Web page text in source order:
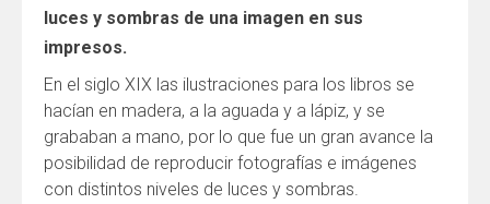
luces y sombras de una imagen en sus
impresos.
En el siglo XIX las ilustraciones para los libros se
hacían en madera, a la aguada y a lápiz, y se
grababan a mano, por lo que fue un gran avance la
posibilidad de reproducir fotografías e imágenes
con distintos niveles de luces y sombras.